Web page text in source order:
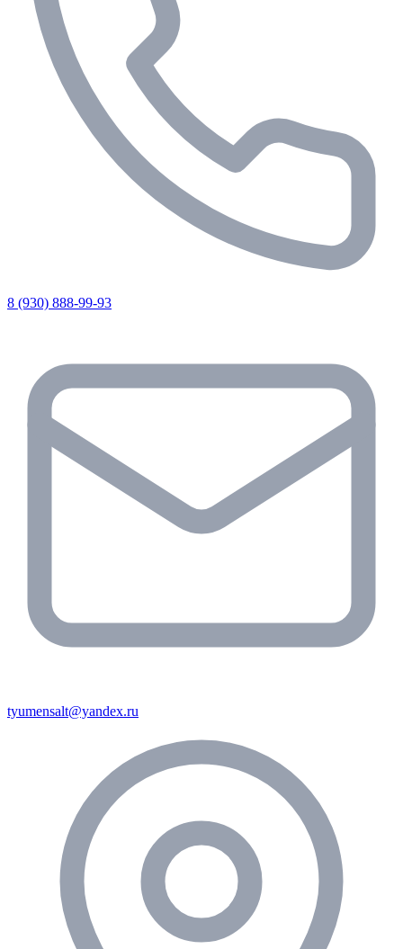
8 (930) 888-99-93
tyumensalt@yandex.ru